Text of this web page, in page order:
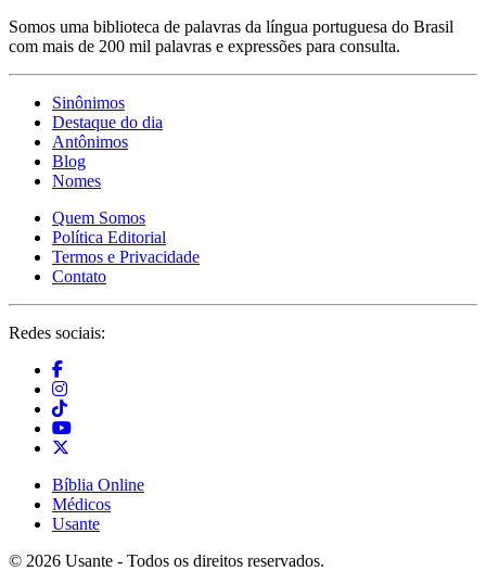
Somos uma biblioteca de palavras da língua portuguesa do Brasil
com mais de 200 mil palavras e expressões para consulta.
Sinônimos
Destaque do dia
Antônimos
Blog
Nomes
Quem Somos
Política Editorial
Termos e Privacidade
Contato
Redes sociais:
Bíblia Online
Médicos
Usante
© 2026 Usante - Todos os direitos reservados.